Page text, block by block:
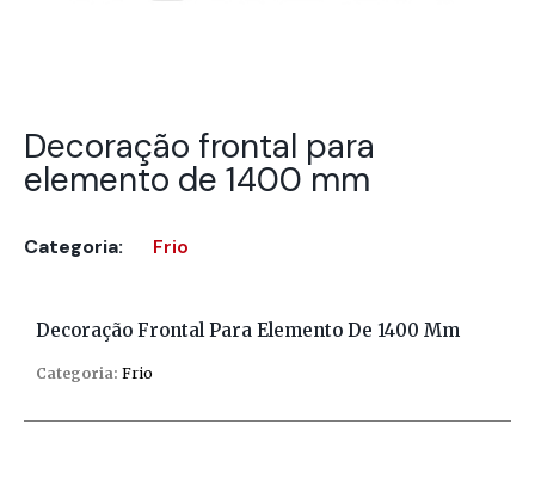
Decoração frontal para
elemento de 1400 mm
Categoria: Frio
Decoração Frontal Para Elemento De 1400 Mm
Categoria: Frio